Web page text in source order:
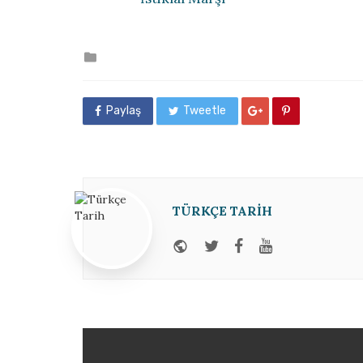
Paylaş Tweetle
TÜRKÇE TARIH
Website
TwitterFacebook